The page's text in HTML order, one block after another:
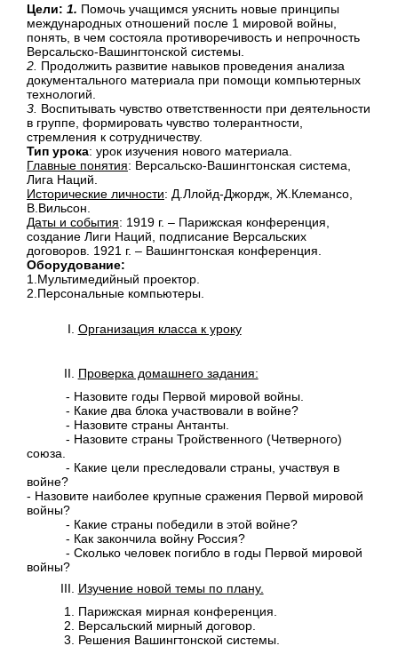
Цели: 1. Помочь учащимся уяснить новые принципы
международных отношений после 1 мировой войны,
понять, в чем состояла противоречивость и непрочность
Версальско-Вашингтонской системы.
2. Продолжить развитие навыков проведения анализа
документального материала при помощи компьютерных
технологий.
3. Воспитывать чувство ответственности при деятельности
в группе, формировать чувство толерантности,
стремления к сотрудничеству.
Тип урока: урок изучения нового материала.
Главные понятия: Версальско-Вашингтонская система,
Лига Наций.
Исторические личности: Д.Ллойд-Джордж, Ж.Клемансо,
В.Вильсон.
Даты и события: 1919 г. – Парижская конференция,
создание Лиги Наций, подписание Версальских
договоров. 1921 г. – Вашингтонская конференция.
Оборудование:
1.Мультимедийный проектор.
2.Персональные компьютеры.
Организация класса к уроку
Проверка домашнего задания:
- Назовите годы Первой мировой войны.
- Какие два блока участвовали в войне?
- Назовите страны Антанты.
- Назовите страны Тройственного (Четверного)
союза.
- Какие цели преследовали страны, участвуя в
войне?
- Назовите наиболее крупные сражения Первой мировой
войны?
- Какие страны победили в этой войне?
- Как закончила войну Россия?
- Сколько человек погибло в годы Первой мировой
войны?
Изучение новой темы по плану.
Парижская мирная конференция.
Версальский мирный договор.
Решения Вашингтонской системы.